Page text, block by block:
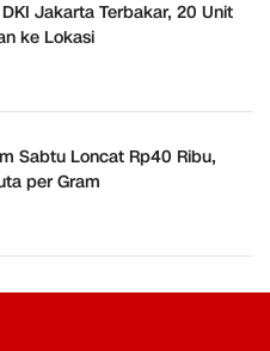
Jakarta Terbakar, 20 Unit
ke Lokasi
Sabtu Loncat Rp40 Ribu,
per Gram